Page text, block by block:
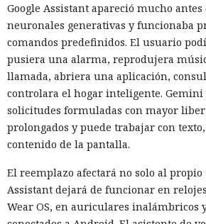
Google Assistant apareció mucho
neuronales generativas y funcionaba
comandos predefinidos. El usuario
pusiera una alarma, reprodujera
llamada, abriera una aplicación,
controlara el hogar inteligente. Gemini
solicitudes formuladas con mayor
prolongados y puede trabajar con
contenido de la pantalla.
El reemplazo afectará no solo al propio
Assistant dejará de funcionar en
Wear OS, en auriculares inalámbricos